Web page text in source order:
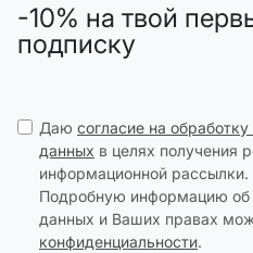
-10% на твой
подписку
Даю согласие на
данных в целях получения
информационной рассылки.
Подробную информацию об
данных и Ваших правах
конфиденциальности.